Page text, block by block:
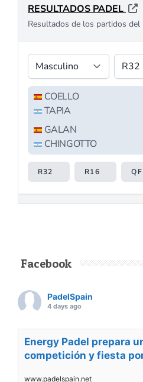
Facebook
PadelSpain
4 days ago
Energy Padel prepara
competición y fiesta
www.padelspain.net